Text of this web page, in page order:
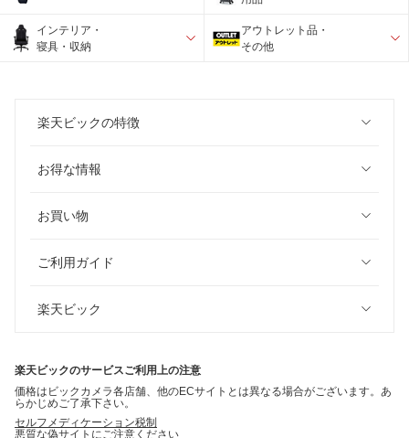
インテリア・
寝具・収納
アウトレット品・
その他
楽天ビックの特徴
お得な情報
お買い物
ご利用ガイド
楽天ビック
楽天ビックのサービスご利用上の注意
価格はビックカメラ各店舗、他のECサイトとは異なる場合がございます。あ
らかじめご了承下さい。
セルフメディケーション税制
悪質な偽サイトにご注意ください